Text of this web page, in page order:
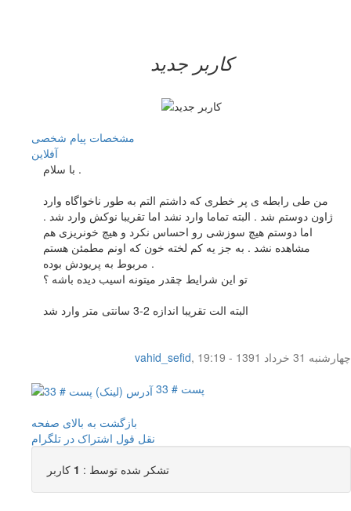
کاربر جدید
مشخصات پیام شخصی
آفلاين
با سلام .
من طی رابطه ی پر خطری که داشتم التم به طور ناخواگاه وارد
ژاون دوستم شد . البته تماما وارد نشد اما تقریبا نوکش وارد شد .
اما دوستم هیچ سوزشی رو احساس نکرد و هیچ خونریزی هم
مشاهده نشد . به جز یه کم لخته خون که اونم مطمئن هستم
مربوط به پریودش بوده .
تو این شرایط چقدر میتونه اسیب دیده باشه ؟
البته الت تقریبا اندازه 2-3 سانتی متر وارد شد
vahid_sefid,
چهار‌شنبه 31 خرداد 1391 - 19:19
پست # 33
بازگشت به بالای صفحه
نقل قول اشتراک در تلگرام
تشکر شده توسط : 1 کاربر